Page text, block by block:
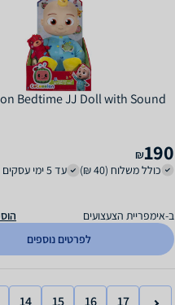
Bedtime JJ Doll with Sound
190
₪
כולל משלוח (40 ₪)
עד 5 ימי עסקים
ב-אימפריית הצעצועים
לפרטים נוספים
14 15 16 17